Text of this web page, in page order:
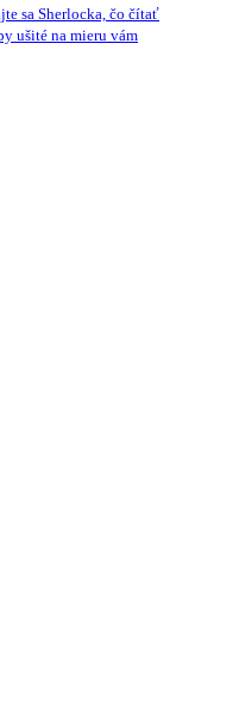
sa Sherlocka, čo čítať
ušité na mieru vám